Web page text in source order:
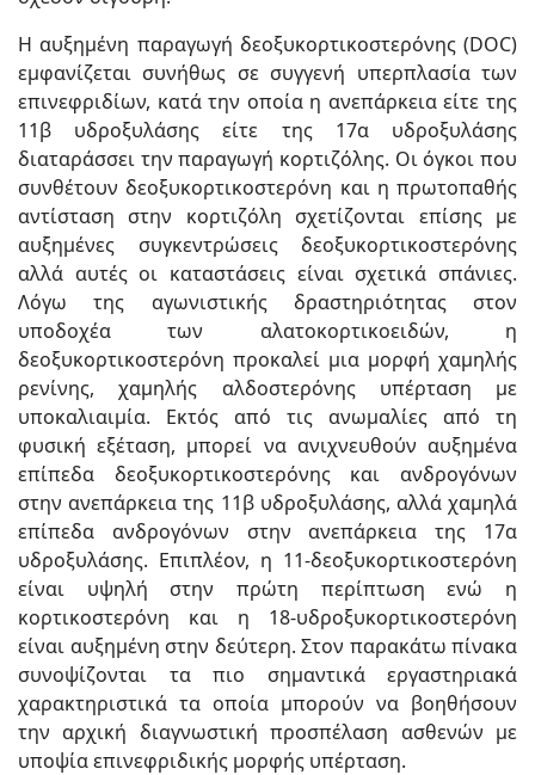
Η αυξημένη παραγωγή δεοξυκορτικοστερόνης (DOC)
εμφανίζεται συνήθως σε συγγενή υπερπλασία των
επινεφριδίων, κατά την οποία η ανεπάρκεια είτε της
11β υδροξυλάσης είτε της 17α υδροξυλάσης
διαταράσσει την παραγωγή κορτιζόλης. Οι όγκοι που
συνθέτουν δεοξυκορτικοστερόνη και η πρωτοπαθής
αντίσταση στην κορτιζόλη σχετίζονται επίσης με
αυξημένες συγκεντρώσεις δεοξυκορτικοστερόνης
αλλά αυτές οι καταστάσεις είναι σχετικά σπάνιες.
Λόγω της αγωνιστικής δραστηριότητας στον
υποδοχέα των αλατοκορτικοειδών, η
δεοξυκορτικοστερόνη προκαλεί μια μορφή χαμηλής
ρενίνης, χαμηλής αλδοστερόνης υπέρταση με
υποκαλιαιμία. Εκτός από τις ανωμαλίες από τη
φυσική εξέταση, μπορεί να ανιχνευθούν αυξημένα
επίπεδα δεοξυκορτικοστερόνης και ανδρογόνων
στην ανεπάρκεια της 11β υδροξυλάσης, αλλά χαμηλά
επίπεδα ανδρογόνων στην ανεπάρκεια της 17α
υδροξυλάσης. Επιπλέον, η 11-δεοξυκορτικοστερόνη
είναι υψηλή στην πρώτη περίπτωση ενώ η
κορτικοστερόνη και η 18-υδροξυκορτικοστερόνη
είναι αυξημένη στην δεύτερη. Στον παρακάτω πίνακα
συνοψίζονται τα πιο σημαντικά εργαστηριακά
χαρακτηριστικά τα οποία μπορούν να βοηθήσουν
την αρχική διαγνωστική προσπέλαση ασθενών με
υποψία επινεφριδικής μορφής υπέρταση.